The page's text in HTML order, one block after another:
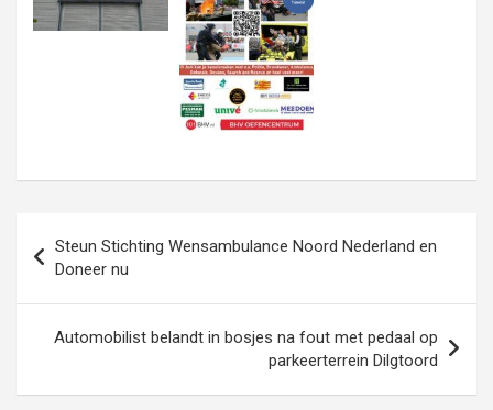
navigatie
Steun Stichting Wensambulance Noord Nederland en
Doneer nu
Automobilist belandt in bosjes na fout met pedaal op
parkeerterrein Dilgtoord